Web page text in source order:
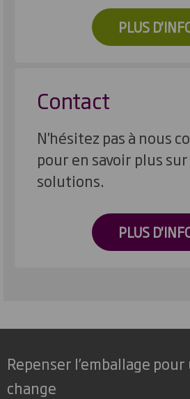
PLUS
Contact
N'hésitez pas à nous
pour en savoir plus
solutions.
PLUS
Repenser l’emballage
change